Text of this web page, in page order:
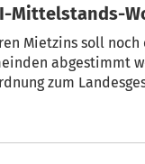
Mittelstands-
Mietzins soll noch
abgestimmt
zum